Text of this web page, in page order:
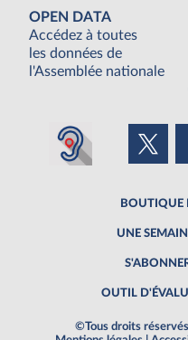
OPEN DATA
Accédez à toutes
les données de
l'Assemblée nationale
BOUTIQUE
UNE
OUTIL
©Tous droits